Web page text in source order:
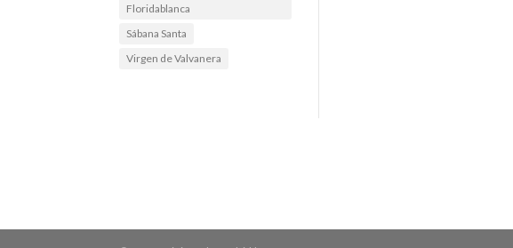
Floridablanca
Sábana Santa
Virgen de Valvanera